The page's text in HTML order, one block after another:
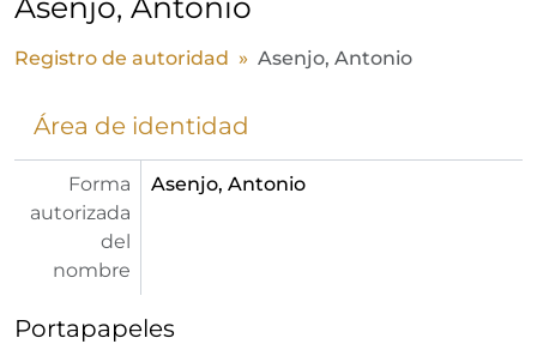
Registro de autoridad Asenjo, Antonio
Área de identidad
Forma
autorizada
del
nombre
Asenjo, Antonio
Portapapeles